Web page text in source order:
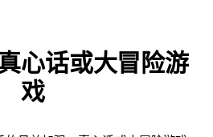
心话或大冒险游
戏